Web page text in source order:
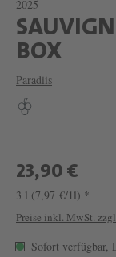
2025
BOXW
A
U
V
I
Paradiis
23,90 €
3 l (7,97 €/1l) *
Preise inkl. MwSt.
Sofort verfügbar,